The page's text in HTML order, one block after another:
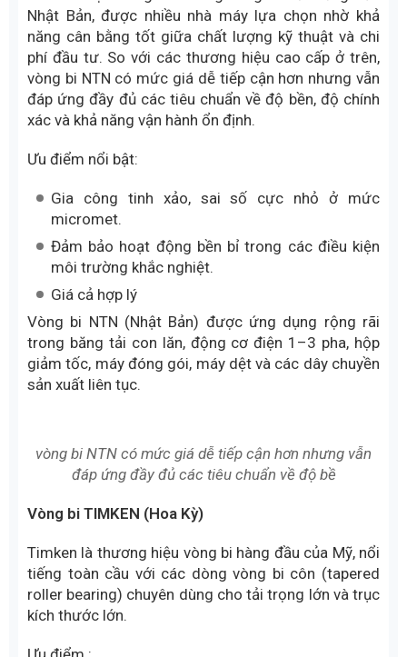
Nhật Bản, được nhiều nhà máy lựa chọn nhờ khả
năng cân bằng tốt giữa chất lượng kỹ thuật và chi
phí đầu tư. So với các thương hiệu cao cấp ở trên,
vòng bi NTN có mức giá dễ tiếp cận hơn nhưng vẫn
đáp ứng đầy đủ các tiêu chuẩn về độ bền, độ chính
xác và khả năng vận hành ổn định.
Ưu điểm nổi bật:
Gia công tinh xảo, sai số cực nhỏ ở mức
micromet.
Đảm bảo hoạt động bền bỉ trong các điều kiện
môi trường khắc nghiệt.
Giá cả hợp lý
Vòng bi NTN (Nhật Bản) được ứng dụng rộng rãi
trong băng tải con lăn, động cơ điện 1–3 pha, hộp
giảm tốc, máy đóng gói, máy dệt và các dây chuyền
sản xuất liên tục.